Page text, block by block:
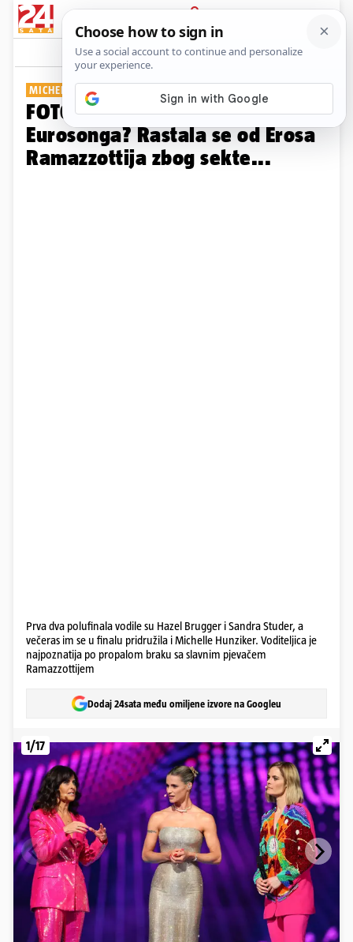
PRIJAVA
Galerija Komentari
MICHELLE HUNZIKER
FOTO Tko je treća voditeljica
Eurosonga? Rastala se od Erosa
Ramazzottija zbog sekte...
Prva dva polufinala vodile su Hazel Brugger i Sandra Studer, a
večeras im se u finalu pridružila i Michelle Hunziker. Voditeljica je
najpoznatija po propalom braku sa slavnim pjevačem
Ramazzottijem
Dodaj 24sata među omiljene izvore na Googleu
1/17